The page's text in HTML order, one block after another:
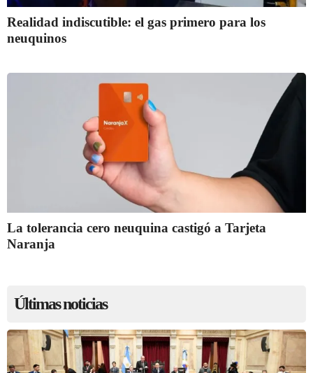
Realidad indiscutible: el gas primero para los
neuquinos
La tolerancia cero neuquina castigó a Tarjeta
Naranja
Últimas noticias